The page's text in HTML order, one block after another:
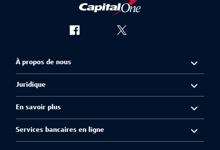
À propos de nous
Juridique
En savoir plus
Services bancaires en ligne